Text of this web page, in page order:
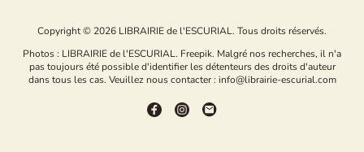
Copyright © 2026 LIBRAIRIE de l'ESCURIAL. Tous droits réservés.
Photos : LIBRAIRIE de l'ESCURIAL. Freepik. Malgré nos recherches, il n'a
pas toujours été possible d'identifier les détenteurs des droits d'auteur
dans tous les cas. Veuillez nous contacter : info@librairie-escurial.com